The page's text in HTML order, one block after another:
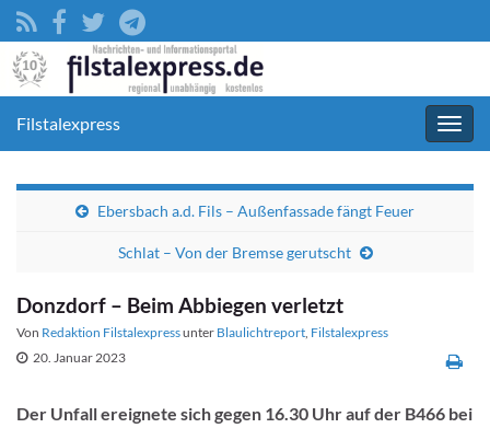
Filstalexpress
Ebersbach a.d. Fils – Außenfassade fängt Feuer
Schlat – Von der Bremse gerutscht
Donzdorf – Beim Abbiegen verletzt
Von Redaktion Filstalexpressunter Blaulichtreport, Filstalexpress
20. Januar 2023
Der Unfall ereignete sich gegen 16.30 Uhr auf der B466 bei